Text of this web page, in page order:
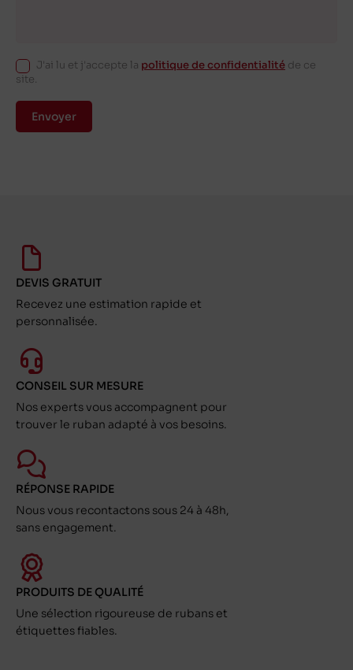
J'ai lu et j'accepte la politique de confidentialité de ce
site.
Envoyer
DEVIS GRATUIT
Recevez une estimation rapide et
personnalisée.
CONSEIL SUR MESURE
Nos experts vous accompagnent pour
trouver le ruban adapté à vos besoins.
RÉPONSE RAPIDE
Nous vous recontactons sous 24 à 48h,
sans engagement.
PRODUITS DE QUALITÉ
Une sélection rigoureuse de rubans et
étiquettes fiables.